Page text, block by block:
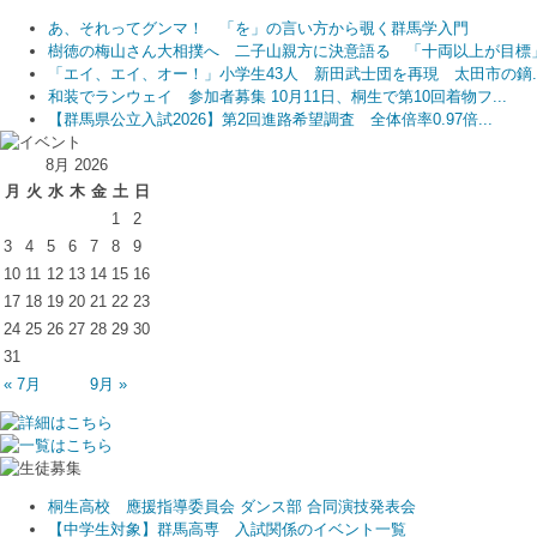
あ、それってグンマ！ 「を」の言い方から覗く群馬学入門
樹徳の梅山さん大相撲へ 二子山親方に決意語る 「十両以上が目標
「エイ、エイ、オー！」小学生43人 新田武士団を再現 太田市の鏑
和装でランウェイ 参加者募集 10月11日、桐生で第10回着物フ...
【群馬県公立入試2026】第2回進路希望調査 全体倍率0.97倍...
8月 2026
月 火 水 木 金 土 日
1
2
3
4 5 6 7 8
9
10 11 12 13 14 15 16
17 18 19 20 21 22 23
24 25 26 27 28 29 30
31
« 7月
9月 »
桐生高校 應援指導委員会 ダンス部 合同演技発表会
【中学生対象】群馬高専 入試関係のイベント一覧